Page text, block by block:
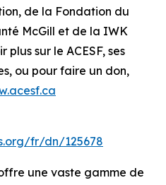
de la Fondation du
McGill et de la IWK
plus sur le ACESF, ses
ou pour faire un don,
fr/dn/125678
une vaste gamme de